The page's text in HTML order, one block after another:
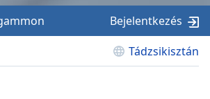
Tádzsikisztán
Bejelentkezés